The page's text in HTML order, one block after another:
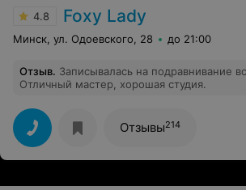
4.8 Foxy Lady
Минск, ул. Одоевского, 28 до 21:00
Отзыв. Записывалась на подравнивание
Отличный мастер, хорошая студия.
Отзывы214